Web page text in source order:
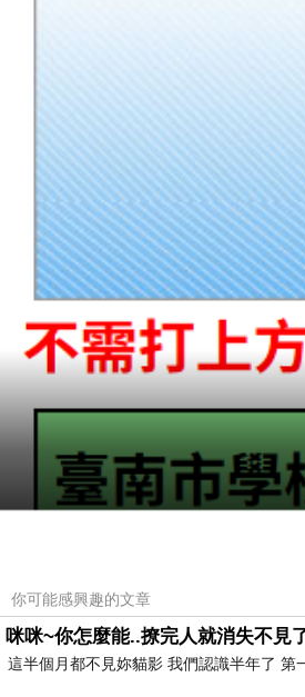
這是職責所在。
可忙了整整四、五個月餘，
平日裡也不大能得閒請假，
你可能感興趣的文章
咪咪~你怎麼能..撩完人就消失不見
這半個月都不見妳貓影 我們認識半年了 第